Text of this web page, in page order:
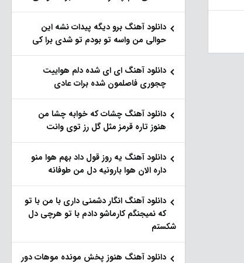
دانلود آهنگ برو دیگه پیدات نشه این
حوالی من واسه تو‌ بودم تو شدی برا کی
دانلود آهنگ ای ای شده دلم هواییت
چجوری فاصلمون شده برات عادی
دانلود آهنگ چشات که خوابه چشا من
هنوز تاره قرمز مثل گل رز توی وانت
دانلود آهنگ یه روز قول داد بهم هوا منو
داره الان هوا بارونیه دل من طوفانه
دانلود آهنگ انگار دشمنی داری با من با تو
که نمیجنگم کارماشو دادم با تو هرچی دل
شکستم
دانلود آهنگ هنوز پخش مونده موهات دور